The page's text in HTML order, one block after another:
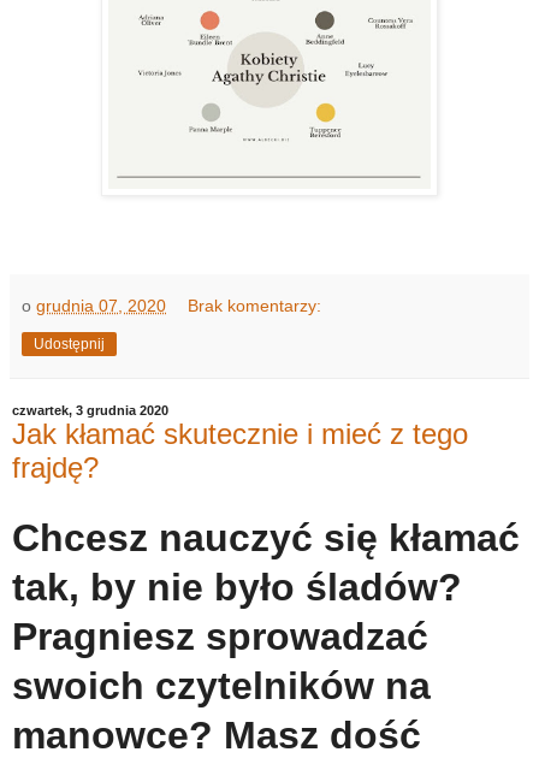
o grudnia 07, 2020 Brak komentarzy:
Udostępnij
czwartek, 3 grudnia 2020
Jak kłamać skutecznie i mieć z tego
frajdę?
Chcesz nauczyć się kłamać
tak, by nie było śladów?
Pragniesz sprowadzać
swoich czytelników na
manowce? Masz dość